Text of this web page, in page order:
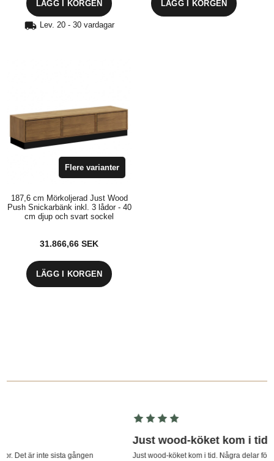
LÄGG I KORGEN LÄGG I KORGEN
Lev. 20 - 30 vardagar
Flere varianter
187,6 cm Mörkoljerad Just Wood
Push Snickarbänk inkl. 3 lådor - 40
cm djup och svart sockel
31.866,66SEK
LÄGG I KORGEN
Just wood-köket kom i tid
Just wood-köket kom i tid. Några delar för installationen saknades,